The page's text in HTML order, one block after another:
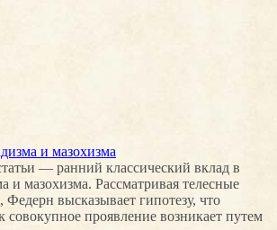
и мазохизма
— ранний классический вклад в
и мазохизма. Рассматривая телесные
Федерн высказывает гипотезу, что
совокупное проявление возникает путем